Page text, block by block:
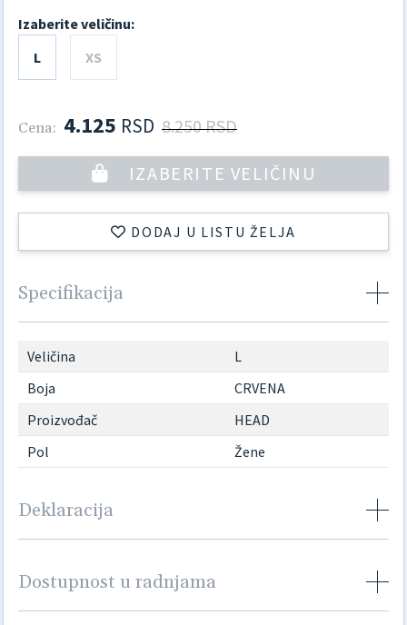
Izaberite veličinu:
L
XS
Cena: 4.125 RSD 8.250 RSD
IZABERITE VELIČINU
DODAJ U LISTU ŽELJA
Specifikacija
Veličina
L
Boja
CRVENA
Proizvođač
HEAD
Pol
Žene
Deklaracija
Dostupnost u radnjama